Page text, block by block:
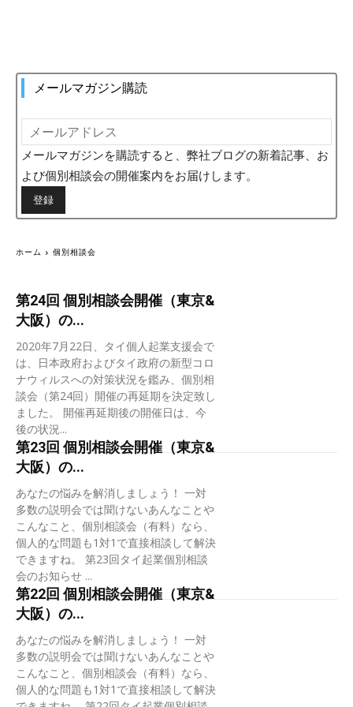
第24回 個別相談会開催（東京&
大阪）の...
2020年7月22日、タイ個人起業支援会で
は、日本政府およびタイ政府の新型コロ
ナウィルスへの対策状況を鑑み、個別相
談会（第24回）開催の再延期を決定致し
ました。 開催再延期後の開催日は、今
後の状況...
第23回 個別相談会開催（東京&
大阪）の...
あなたの悩みを解消しましょう！ 一対
多数の説明会では聞けないあんなことや
こんなこと、個別相談会（有料）なら、
個人的な問題も1対1で直接相談して解決
できますね。 第23回タイ起業個別相談
会のお知らせ ...
第22回 個別相談会開催（東京&
大阪）の...
あなたの悩みを解消しましょう！ 一対
多数の説明会では聞けないあんなことや
こんなこと、個別相談会（有料）なら、
個人的な問題も1対1で直接相談して解決
メールマガジン購読
メールマガジンを購読すると、弊社ブログの新着記事、お
よび個別相談会の開催案内をお届けします。
ホーム 個別相談会